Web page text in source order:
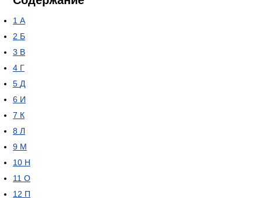
1 А
2 Б
3 В
4 Г
5 Д
6 И
7 К
8 Л
9 М
10 Н
11 О
12 П